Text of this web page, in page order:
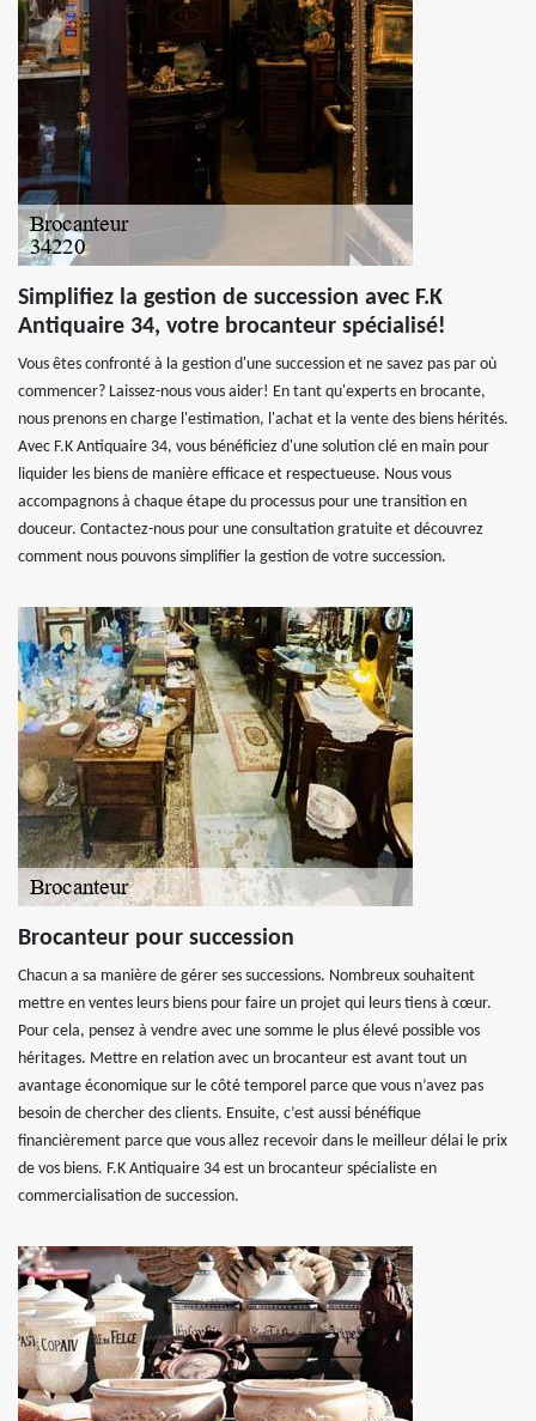
Simplifiez la gestion de succession avec F.K
Antiquaire 34, votre brocanteur spécialisé!
Vous êtes confronté à la gestion d'une succession et ne savez pas par où
commencer? Laissez-nous vous aider! En tant qu'experts en brocante,
nous prenons en charge l'estimation, l'achat et la vente des biens hérités.
Avec F.K Antiquaire 34, vous bénéficiez d'une solution clé en main pour
liquider les biens de manière efficace et respectueuse. Nous vous
accompagnons à chaque étape du processus pour une transition en
douceur. Contactez-nous pour une consultation gratuite et découvrez
comment nous pouvons simplifier la gestion de votre succession.
Brocanteur pour succession
Chacun a sa manière de gérer ses successions. Nombreux souhaitent
mettre en ventes leurs biens pour faire un projet qui leurs tiens à cœur.
Pour cela, pensez à vendre avec une somme le plus élevé possible vos
héritages. Mettre en relation avec un brocanteur est avant tout un
avantage économique sur le côté temporel parce que vous n’avez pas
besoin de chercher des clients. Ensuite, c’est aussi bénéfique
financièrement parce que vous allez recevoir dans le meilleur délai le prix
de vos biens. F.K Antiquaire 34 est un brocanteur spécialiste en
commercialisation de succession.